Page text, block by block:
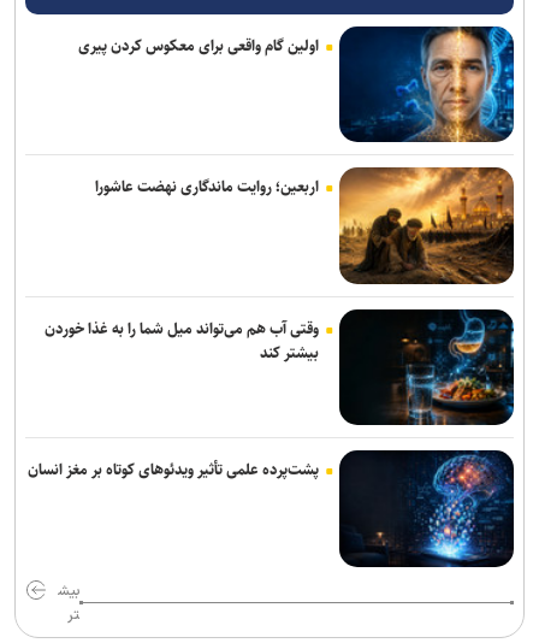
اولین گام واقعی برای معکوس کردن پیری
اربعین؛ روایت ماندگاری نهضت عاشورا
وقتی آب هم می‌تواند میل شما را به غذا خوردن
بیشتر کند
پشت‌پرده علمی تأثیر ویدئو‌های کوتاه بر مغز انسان
بیش
تر